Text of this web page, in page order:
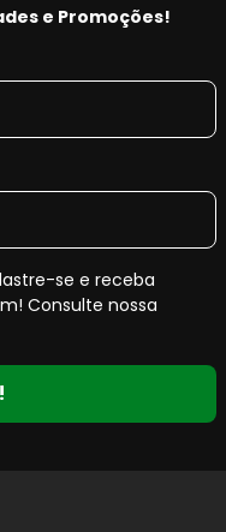
e Promoções!
se e receba
Consulte nossa